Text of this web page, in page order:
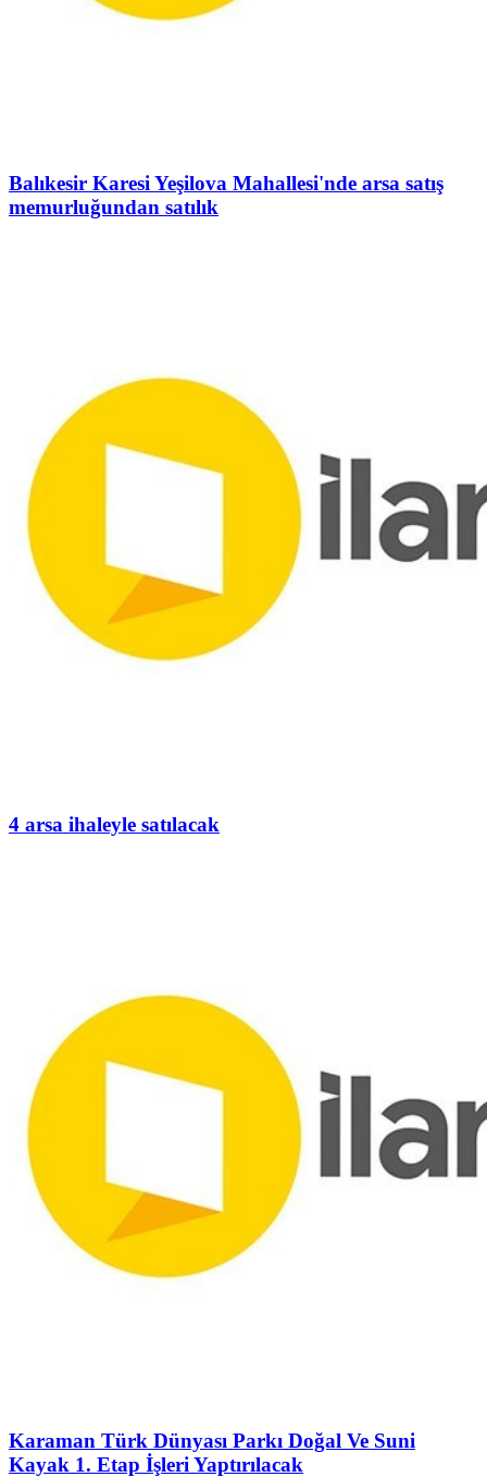
Balıkesir Karesi Yeşilova Mahallesi'nde arsa satış
memurluğundan satılık
4 arsa ihaleyle satılacak
Karaman Türk Dünyası Parkı Doğal Ve Suni
Kayak 1. Etap İşleri Yaptırılacak